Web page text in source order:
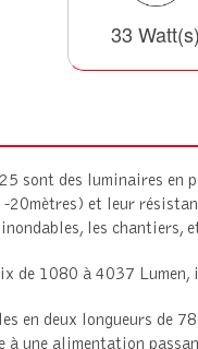
33 Watt(s)
sont des luminaires en
20mètres) et leur
inondables, les chantiers,
de 1080 à 4037
en deux longueurs de
à une alimentation